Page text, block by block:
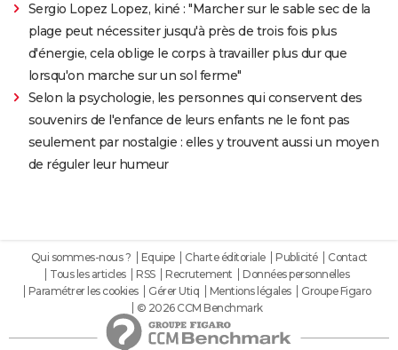
Sergio Lopez Lopez, kiné : "Marcher sur le sable sec de la
plage peut nécessiter jusqu'à près de trois fois plus
d'énergie, cela oblige le corps à travailler plus dur que
lorsqu'on marche sur un sol ferme"
Selon la psychologie, les personnes qui conservent des
souvenirs de l'enfance de leurs enfants ne le font pas
seulement par nostalgie : elles y trouvent aussi un moyen
de réguler leur humeur
Qui sommes-nous ? Equipe Charte éditoriale Publicité
Contact
Tous les articles
RSS Recrutement
Données personnelles
Paramétrer les cookies
Gérer Utiq Mentions légales
Groupe Figaro
© 2026 CCM Benchmark